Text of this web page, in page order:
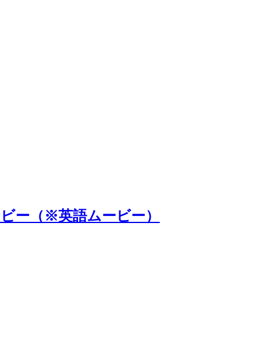
ー（※英語ムービー）